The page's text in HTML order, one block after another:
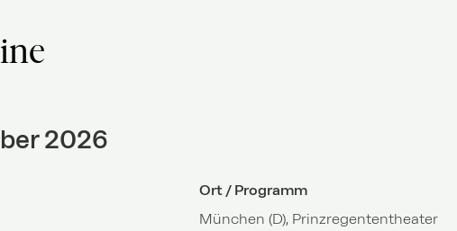
2026
Ort / Programm
München (D), Prinzregententheater